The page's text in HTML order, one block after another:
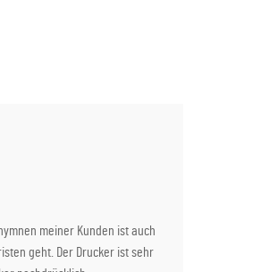
meiner Kunden ist auch
geht. Der Drucker ist sehr